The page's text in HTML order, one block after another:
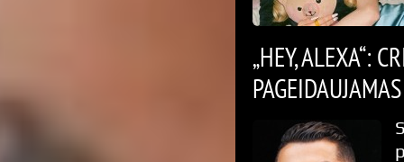
„HEY, ALEXA“: